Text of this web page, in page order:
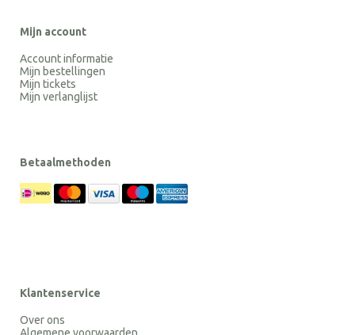
Mijn account
Account informatie
Mijn bestellingen
Mijn tickets
Mijn verlanglijst
Betaalmethoden
Klantenservice
Over ons